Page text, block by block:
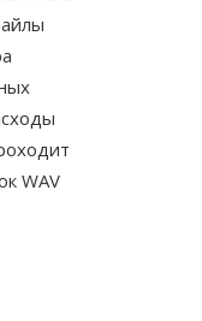
WAV